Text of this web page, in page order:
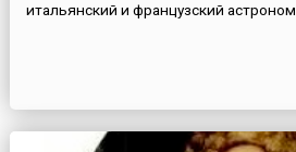
итальянский и французский астроном